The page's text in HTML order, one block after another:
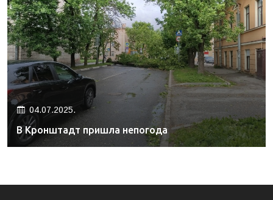
04.07.2025.
В Кронштадт пришла непогода